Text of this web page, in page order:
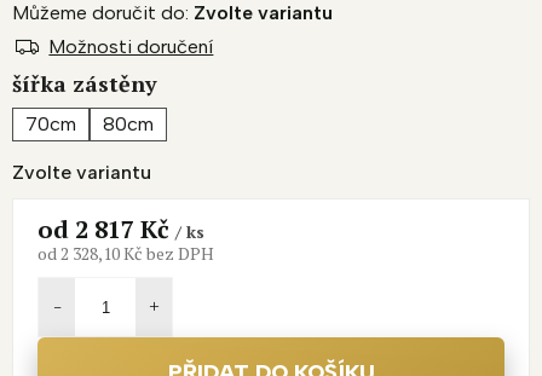
Zvolte variantu
Můžeme doručit do: Zvolte variantu
Možnosti doručení
šířka zástěny
70cm 80cm
od 2 817 Kč / ks
od2 328,10 Kč bez DPH